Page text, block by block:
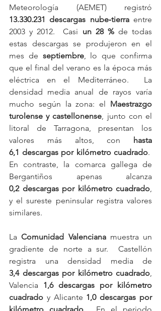
13.330.231 descargas nube‑tierra entre
2003 y 2012.  Casi un 28 % de todas
estas descargas se produjeron en el
mes de septiembre, lo que confirma
que el final del verano es la época más
eléctrica en el Mediterráneo.  La
densidad media anual de rayos varía
mucho según la zona: el Maestrazgo
turolense y castellonense, junto con el
litoral de Tarragona, presentan los
valores más altos, con hasta
6,1 descargas por kilómetro cuadrado.
En contraste, la comarca gallega de
0,2 descargas por kilómetro cuadrado,
y el sureste peninsular registra valores
similares.
La Comunidad Valenciana muestra un
gradiente de norte a sur.  Castellón
3,4 descargas por kilómetro cuadrado,
Valencia 1,6 descargas por kilómetro
cuadrado y Alicante 1,0 descargas por